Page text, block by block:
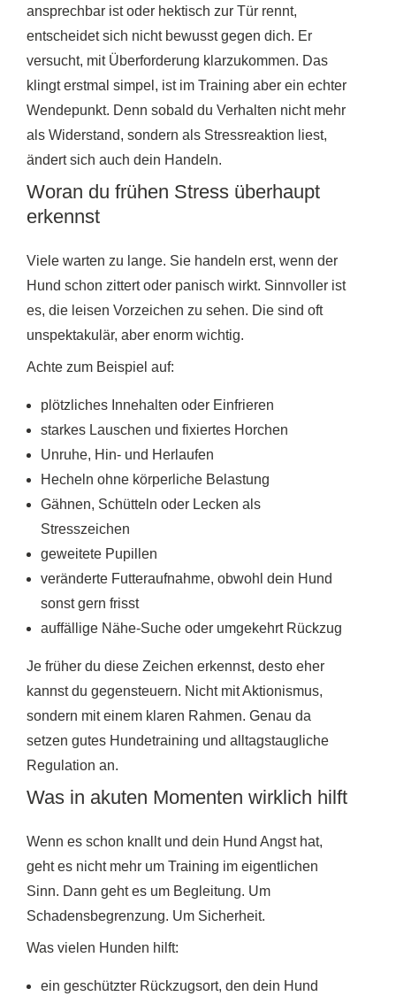
ansprechbar ist oder hektisch zur Tür rennt,
entscheidet sich nicht bewusst gegen dich. Er
versucht, mit Überforderung klarzukommen. Das
klingt erstmal simpel, ist im Training aber ein echter
Wendepunkt. Denn sobald du Verhalten nicht mehr
als Widerstand, sondern als Stressreaktion liest,
ändert sich auch dein Handeln.
Woran du frühen Stress überhaupt
erkennst
Viele warten zu lange. Sie handeln erst, wenn der
Hund schon zittert oder panisch wirkt. Sinnvoller ist
es, die leisen Vorzeichen zu sehen. Die sind oft
unspektakulär, aber enorm wichtig.
Achte zum Beispiel auf:
plötzliches Innehalten oder Einfrieren
starkes Lauschen und fixiertes Horchen
Unruhe, Hin- und Herlaufen
Hecheln ohne körperliche Belastung
Gähnen, Schütteln oder Lecken als
Stresszeichen
geweitete Pupillen
veränderte Futteraufnahme, obwohl dein Hund
sonst gern frisst
auffällige Nähe-Suche oder umgekehrt Rückzug
Je früher du diese Zeichen erkennst, desto eher
kannst du gegensteuern. Nicht mit Aktionismus,
sondern mit einem klaren Rahmen. Genau da
setzen gutes Hundetraining und alltagstaugliche
Regulation an.
Was in akuten Momenten wirklich hilft
Wenn es schon knallt und dein Hund Angst hat,
geht es nicht mehr um Training im eigentlichen
Sinn. Dann geht es um Begleitung. Um
Schadensbegrenzung. Um Sicherheit.
Was vielen Hunden hilft:
ein geschützter Rückzugsort, den dein Hund